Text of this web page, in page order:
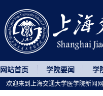
网站首页 学院要闻 学
欢迎来到上海交通大学医学院新闻网